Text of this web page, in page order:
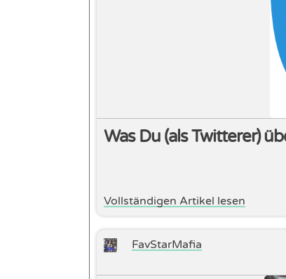
Was Du (als Twitterer)
Vollständigen Artikel lesen
FavStarMafia